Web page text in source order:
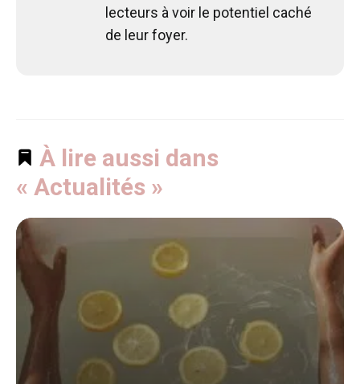
lecteurs à voir le potentiel caché
de leur foyer.
À lire aussi dans
« Actualités »